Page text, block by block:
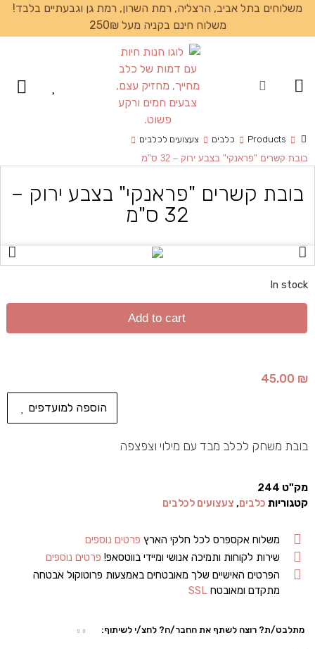
משלוחים בתל אביב, הרצליה, רמת השרון, רמת גן וגבעתיים בלבד!
משלוח חינם בקניה מעל 250₪
Products כלבים
צעצועים לכלבים
בובת קשרים "פראנקי" בצבע ירוק – 32 ס"מ
בובת קשרים "פראנקי" בצבע ירוק –
32 ס"מ
In stock
Add to cart
45.00 ₪
הוספה למועדפים
בובת משחק לכלב מבד עם מילוי וצפצפה
מק"ט 244
קטגוריות כלבים, צעצועים לכלבים
משלוח אקספרס לכל חלקי הארץ פרטים נוספים
שירות לקוחות ותמיכה אנושי ומיידי בווטסאפ! פרטים נוספים
הפרטים האישיים שלך מאובטחים באמצעות פרוטוקול אבטחה
מתקדם ומאובטחSSL
מתלבט/ת? רוצה לשתף את החבר/ה? לחצ/י לשיתוף: